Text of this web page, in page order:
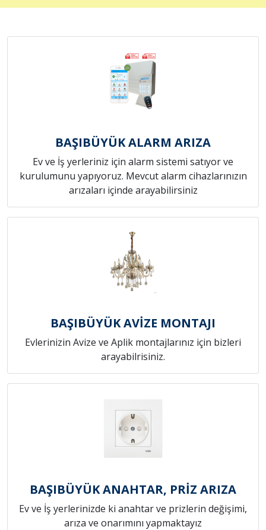
BAŞIBÜYÜK ALARM ARIZA
Ev ve İş yerleriniz için alarm sistemi satıyor ve
kurulumunu yapıyoruz. Mevcut alarm cihazlarınızın
arızaları içinde arayabilirsiniz
BAŞIBÜYÜK AVİZE MONTAJI
Evlerinizin Avize ve Aplik montajlarınız için bizleri
arayabilrisiniz.
BAŞIBÜYÜK ANAHTAR, PRİZ ARIZA
Ev ve İş yerlerinizde ki anahtar ve prizlerin değişimi,
arıza ve onarımını yapmaktayız